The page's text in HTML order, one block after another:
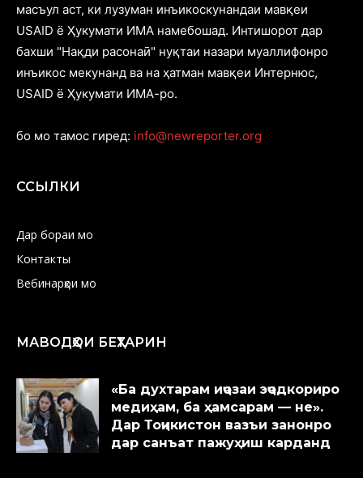
масъул аст, ки лузуман инъикоскунандаи мавқеи
USAID ё Ҳукумати ИМА намебошад. Интишорот дар
бахши "Нақди расонаӣ" нуқтаи назари муаллифонро
инъикос мекунанд ва на ҳатман мавқеи Интернюс,
USAID ё Ҳукумати ИМА-ро.
бо мо тамос гиред: info@newreporter.org
ССЫЛКИ
Дар бораи мо
Контакты
Вебинарҳои мо
МАВОДҲОИ БЕҲТАРИН
«Ба духтарам иҷозаи эҷодкориро
медиҳам, ба ҳамсарам — не».
Дар Тоҷикистон вазъи занонро
дар санъат пажуҳиш карданд